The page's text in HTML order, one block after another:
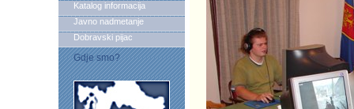
Katalog informacija
Javno nadmetanje
Dobravski pijac
Gdje smo?